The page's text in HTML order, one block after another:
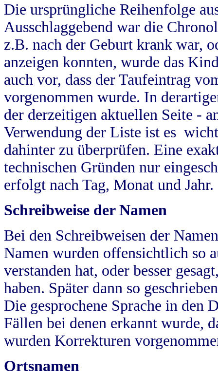
Die ursprüngliche Reihenfolge
Ausschlaggebend war die
z.B. nach der Geburt krank war,
anzeigen konnten, wurde das
auch vor, dass der Taufeintrag
vorgenommen wurde. In
der derzeitigen aktuellen Seite -
Verwendung der Liste ist es
dahinter zu überprüfen. Eine
technischen Gründen nur
erfolgt nach Tag, Monat und Jahr.
Schreibweise der Namen
Bei den Schreibweisen der
Namen wurden offensichtlich so
verstanden hat, oder besser
haben. Später dann so
Die gesprochene Sprache in
Fällen bei denen erkannt wurde,
wurden Korrekturen
Ortsnamen